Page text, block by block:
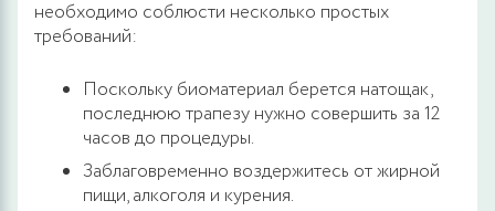
необходимо соблюсти несколько простых
требований:
Поскольку биоматериал берется натощак,
последнюю трапезу нужно совершить за 12
часов до процедуры.
Заблаговременно воздержитесь от жирной
пищи, алкоголя и курения.